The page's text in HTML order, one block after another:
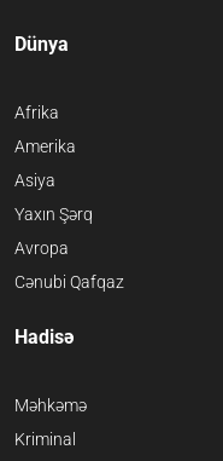
Dünya
Afrika
Amerika
Asiya
Yaxın Şərq
Avropa
Cənubi Qafqaz
Hadisə
Məhkəmə
Kriminal